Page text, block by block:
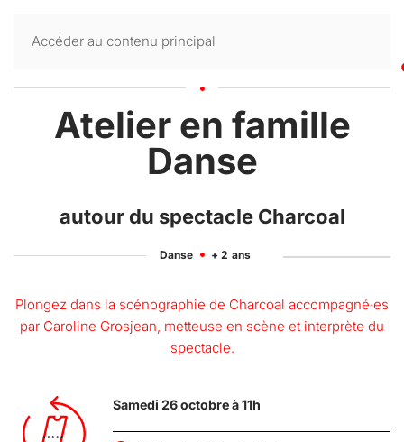
Accéder au contenu principal
Atelier en famille
Danse
autour du spectacle Charcoal
Danse + 2 ans
Plongez dans la scénographie de Charcoal accompagné·es
par Caroline Grosjean, metteuse en scène et interprète du
spectacle.
Samedi 26 octobre à 11h